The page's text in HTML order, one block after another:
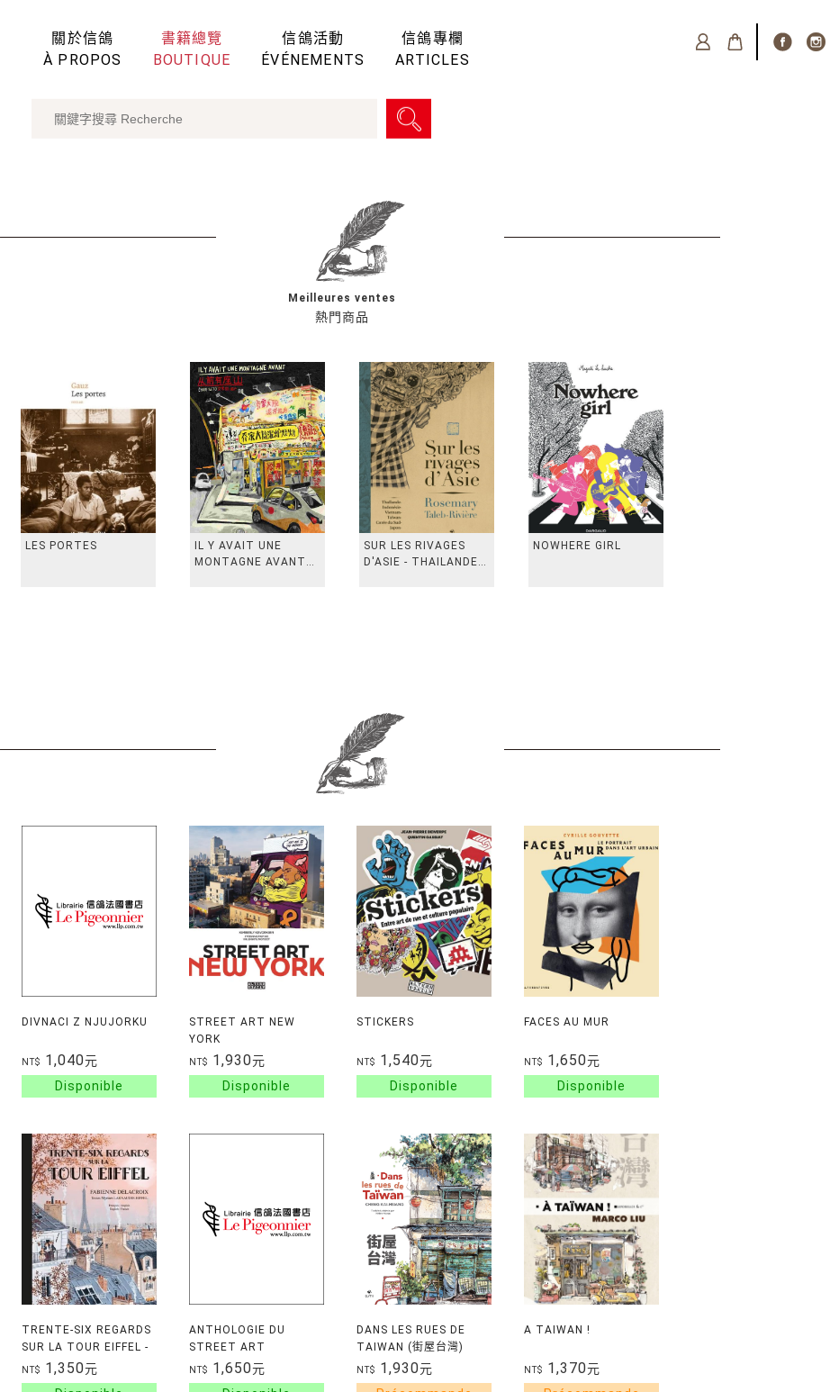
關於信鴿
À PROPOS
書籍總覽
BOUTIQUE
信鴿活動
ÉVÉNEMENTS
信鴿專欄
ARTICLES
熱門商品
Meilleures ventes
LES PORTES
IL Y AVAIT UNE
MONTAGNE AVANT
SUR LES RIVAGES
D'ASIE - THAILANDE,
NOWHERE GIRL
DIVNACI Z NJUJORKU
NT$ 1,040元
STREET ART NEW
YORK
NT$ 1,930元
STICKERS
NT$ 1,540元
FACES AU MUR
NT$ 1,650元
TRENTE-SIX REGARDS
SUR LA TOUR EIFFEL -
BILINGUE FRANCAIS
ANGLAIS
NT$ 1,350元
ANTHOLOGIE DU
STREET ART
NT$ 1,650元
DANS LES RUES DE
TAIWAN (街屋台灣)
NT$ 1,930元
A TAIWAN !
NT$ 1,370元